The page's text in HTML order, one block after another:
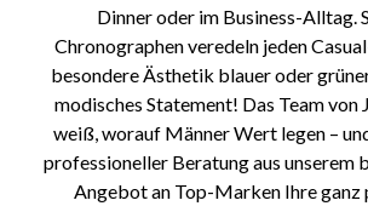
Dinner oder im Business-Alltag.
Chronographen veredeln jeden
besondere Ästhetik blauer oder
modisches Statement! Das Team von
weiß, worauf Männer Wert legen –
professioneller Beratung aus unserem
Angebot an Top-Marken Ihre ganz